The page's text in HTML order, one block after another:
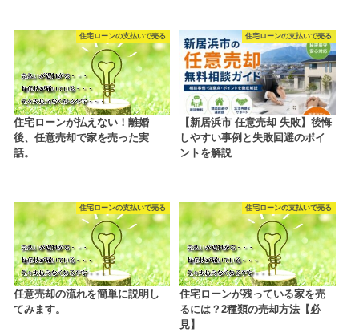
住宅ローンの支払いで売る
住宅ローンが払えない！離婚
後、任意売却で家を売った実
話。
住宅ローンの支払いで売る
【新居浜市 任意売却 失敗】後悔
しやすい事例と失敗回避のポイ
ントを解説
住宅ローンの支払いで売る
任意売却の流れを簡単に説明し
てみます。
住宅ローンの支払いで売る
住宅ローンが残っている家を売
るには？2種類の売却方法【必
見】